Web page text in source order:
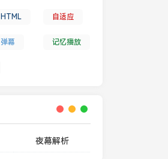
HTML 自适应
弹幕 记忆播放
夜幕解析